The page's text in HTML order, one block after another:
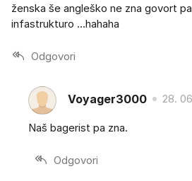
ženska še angleško ne zna govort
infastrukturo ...hahaha
Odgovori
Voyager3000 28.
Naš bagerist pa zna.
Odgovori